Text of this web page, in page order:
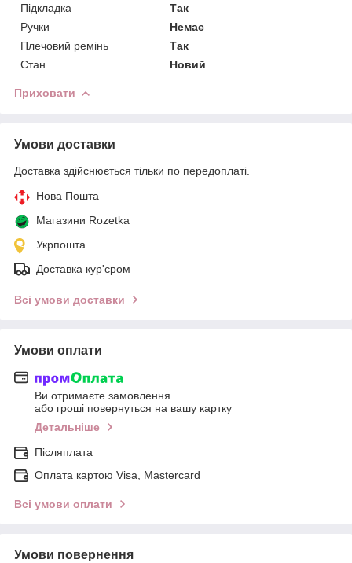
Підкладка
Так
Ручки
Немає
Плечовий ремінь
Так
Стан
Новий
Приховати
Умови доставки
Доставка здійснюється тільки по передоплаті.
Нова Пошта
Магазини Rozetka
Укрпошта
Доставка кур'єром
Всі умови доставки
Умови оплати
Ви отримаєте замовлення
або гроші повернуться на вашу картку
Детальніше
Післяплата
Оплата картою Visa, Mastercard
Всі умови оплати
Умови повернення